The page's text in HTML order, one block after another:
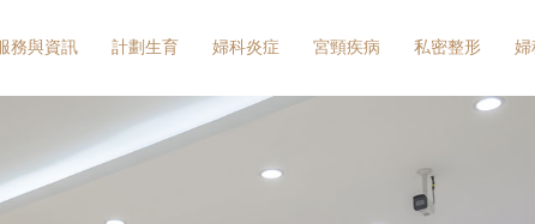
務與資訊 計劃生育 婦科炎症 宮頸疾病 私密整形 婦